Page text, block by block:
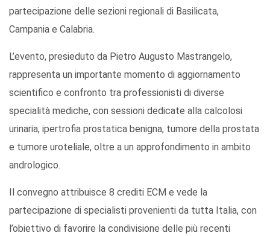
partecipazione delle sezioni regionali di Basilicata,
Campania e Calabria.
L’evento, presieduto da Pietro Augusto Mastrangelo,
rappresenta un importante momento di aggiornamento
scientifico e confronto tra professionisti di diverse
specialità mediche, con sessioni dedicate alla calcolosi
urinaria, ipertrofia prostatica benigna, tumore della prostata
e tumore uroteliale, oltre a un approfondimento in ambito
andrologico.
Il convegno attribuisce 8 crediti ECM e vede la
partecipazione di specialisti provenienti da tutta Italia, con
l’obiettivo di favorire la condivisione delle più recenti